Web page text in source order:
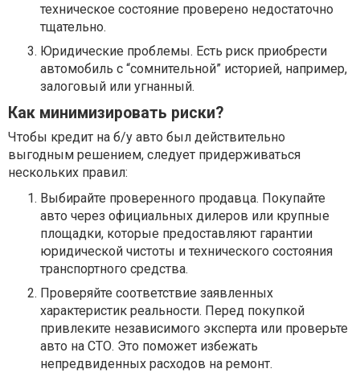
техническое состояние проверено недостаточно
тщательно.
Юридические проблемы. Есть риск приобрести
автомобиль с “сомнительной” историей, например,
залоговый или угнанный.
Как минимизировать риски?
Чтобы кредит на б/у авто был действительно
выгодным решением, следует придерживаться
нескольких правил:
Выбирайте проверенного продавца. Покупайте
авто через официальных дилеров или крупные
площадки, которые предоставляют гарантии
юридической чистоты и технического состояния
транспортного средства.
Проверяйте соответствие заявленных
характеристик реальности. Перед покупкой
привлеките независимого эксперта или проверьте
авто на СТО. Это поможет избежать
непредвиденных расходов на ремонт.